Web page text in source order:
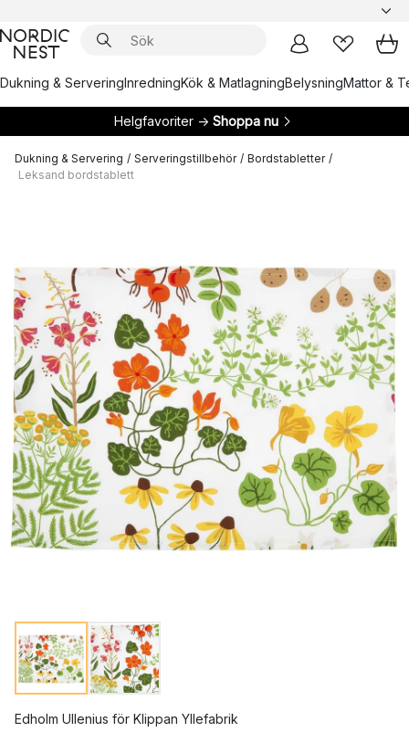
Dukning & ServeringInredningKök & MatlagningBelysningMattor &
Helgfavoriter → Shoppa nu
Dukning & Servering / Serveringstillbehör / Bordstabletter /
Leksand bordstablett
Edholm Ullenius för Klippan Yllefabrik